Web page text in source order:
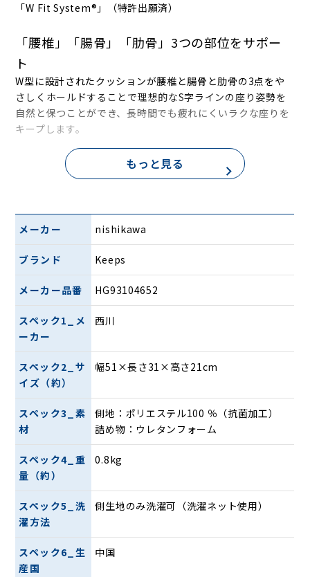
「W Fit System®」 （特許出願済）
「腰椎」「腸骨」「肋骨」3つの部位をサポー
ト
W型に設計されたクッションが腰椎と腸骨と肋骨の3点をや
さしくホールドすることで理想的なS字ラインの座り姿勢を
自然と保つことができ、長時間でも疲れにくいラクな座りを
キープします。
1.腰椎ポイント
腰椎部分を適度に押すことで理想の座り姿勢をキープ
2.腸骨ポイント
寄りかかるとサイドの腸骨ポイントが締まりしっかりホール
3.肋骨ポイント
肋骨の下部分をやさしくホールド
もっと見る
メーカー nishikawa
ブランド Keeps
メーカー品番 HG93104652
スペック1_メ
ーカー
西川
スペック2_サ
イズ（約）
幅51×長さ31×高さ21cm
スペック3_素
材
側地：ポリエステル100 ％（抗菌加工）
詰め物：ウレタンフォーム
スペック4_重
量（約）
0.8kg
スペック5_洗
濯方法
側生地のみ洗濯可（洗濯ネット使用）
スペック6_生
産国
中国